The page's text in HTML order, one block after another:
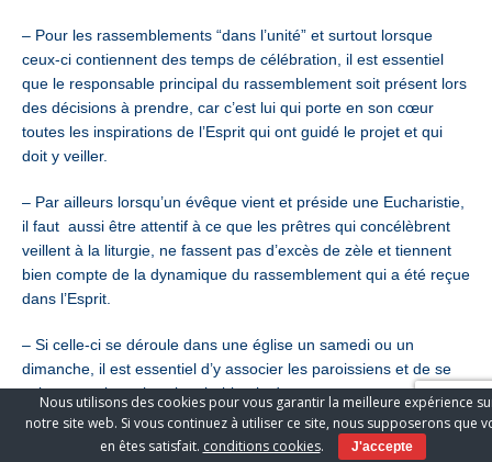
– Pour les rassemblements “dans l’unité” et surtout lorsque
ceux-ci contiennent des temps de célébration, il est essentiel
que le responsable principal du rassemblement soit présent lors
des décisions à prendre, car c’est lui qui porte en son cœur
toutes les inspirations de l’Esprit qui ont guidé le projet et qui
doit y veiller.
– Par ailleurs lorsqu’un évêque vient et préside une Eucharistie,
il faut aussi être attentif à ce que les prêtres qui concélèbrent
veillent à la liturgie, ne fassent pas d’excès de zèle et tiennent
bien compte de la dynamique du rassemblement qui a été reçue
dans l’Esprit.
– Si celle-ci se déroule dans une église un samedi ou un
dimanche, il est essentiel d’y associer les paroissiens et de se
calquer sur leurs horaires habituels de messe.
– Lors d’un grand évènement, si le sonorisateur n’est pas
Nous utilisons des cookies pour vous garantir la meilleure expérience
notre site web. Si vous continuez à utiliser ce site, nous supposerons que
en êtes satisfait. conditions cookies. J'accepte